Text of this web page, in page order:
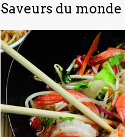
Saveurs du monde